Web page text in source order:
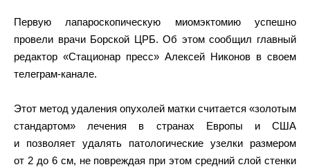
Первую лапароскопическую миомэктомию успешно
провели врачи Борской ЦРБ. Об этом сообщил главный
редактор «Стационар пресс» Алексей Никонов в своем
телеграм-канале.
Этот метод удаления опухолей матки считается «золотым
стандартом» лечения в странах Европы и США
и позволяет удалять патологические узелки размером
от 2 до 6 см, не повреждая при этом средний слой стенки